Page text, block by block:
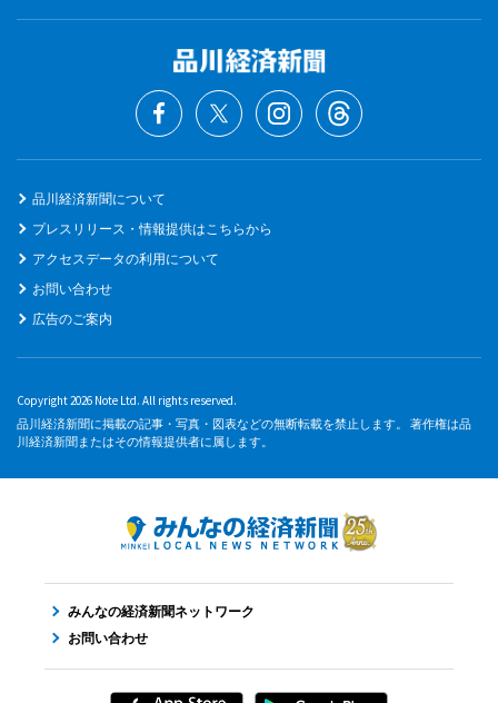
品川経済新聞について
プレスリリース・情報提供はこちらから
アクセスデータの利用について
お問い合わせ
広告のご案内
Copyright 2026 Note Ltd. All rights reserved.
品川経済新聞に掲載の記事・写真・図表などの無断転載を禁止します。 著作権は品
川経済新聞またはその情報提供者に属します。
みんなの経済新聞ネットワーク
お問い合わせ